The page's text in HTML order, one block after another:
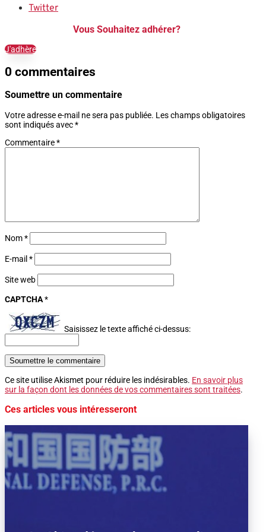
Twitter
Vous Souhaitez adhérer?
J'adhère
0 commentaires
Soumettre un commentaire
Votre adresse e-mail ne sera pas publiée. Les champs obligatoires
sont indiqués avec*
Commentaire*
Nom*
E-mail *
Site web
CAPTCHA*
Saisissez le texte affiché ci-dessus:
Soumettre le commentaire
Ce site utilise Akismet pour réduire les indésirables. En savoir plus
sur la façon dont les données de vos commentaires sont traitées.
Ces articles vous intéresseront